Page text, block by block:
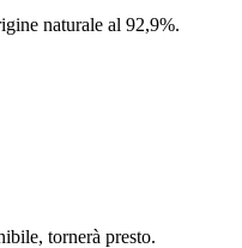
naturale al 92,9%.
tornerà presto.